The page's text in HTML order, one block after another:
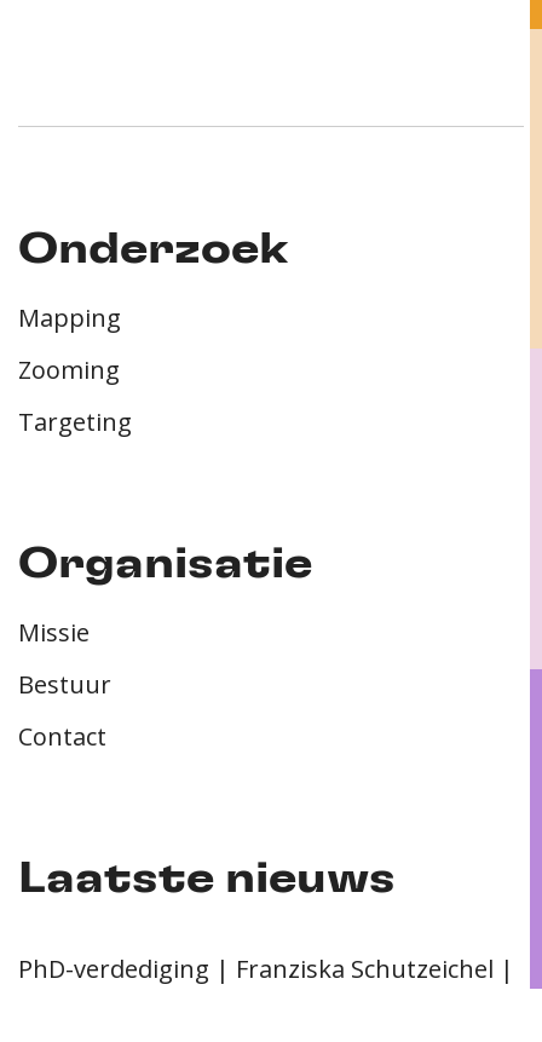
Onderzoek
Mapping
Zooming
Targeting
Organisatie
Missie
Bestuur
Contact
Laatste nieuws
PhD-verdediging | Franziska Schutzeichel |